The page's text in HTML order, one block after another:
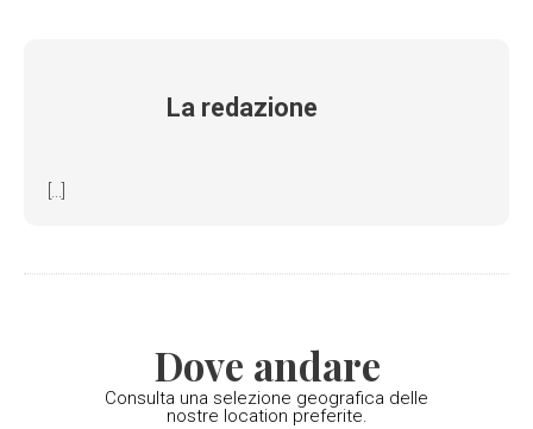
La redazione
[...]
Dove andare
Consulta una selezione geografica delle
nostre location preferite.